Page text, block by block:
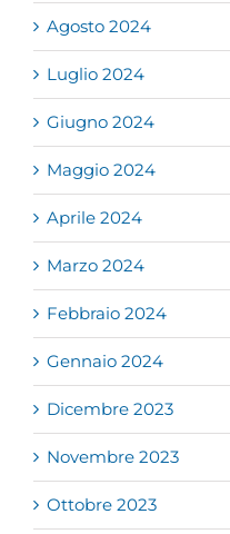
Agosto 2024
Luglio 2024
Giugno 2024
Maggio 2024
Aprile 2024
Marzo 2024
Febbraio 2024
Gennaio 2024
Dicembre 2023
Novembre 2023
Ottobre 2023